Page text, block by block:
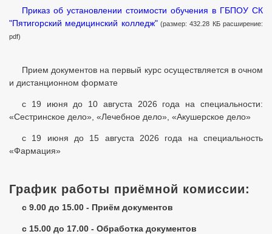
Приказ об установлении стоимости обучения в ГБПОУ СК
"Пятигорский медицинский колледж"(размер: 432.28 КБ расширение:
pdf)
Прием документов на первый курс осуществляется в очном
и дистанционном формате
с 19 июня до 10 августа 2026 года на специальности:
«Сестринское дело», «Лечебное дело», «Акушерское дело»
с 19 июня до 15 августа 2026 года на специальность
«Фармация»
График работы приёмной комиссии:
с 9.00 до 15.00 - Приём документов
с 15.00 до 17.00 - Обработка документов